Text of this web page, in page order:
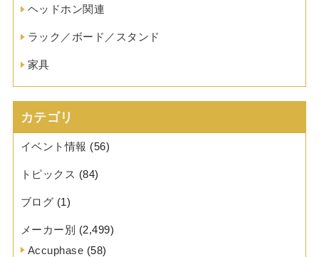
ヘッドホン関連
ラック／ボード／スタンド
家具
カテゴリ
イベント情報 (56)
トピックス (84)
ブログ (1)
メーカー別 (2,499)
Accuphase (58)